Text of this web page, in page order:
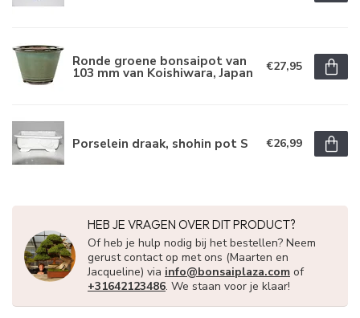
Ronde groene bonsaipot van
103 mm van Koishiwara, Japan €27,95
Porselein draak, shohin pot S €26,99
HEB JE VRAGEN OVER DIT PRODUCT?
Of heb je hulp nodig bij het bestellen? Neem
gerust contact op met ons (Maarten en
Jacqueline) via info@bonsaiplaza.com of
+31642123486. We staan voor je klaar!